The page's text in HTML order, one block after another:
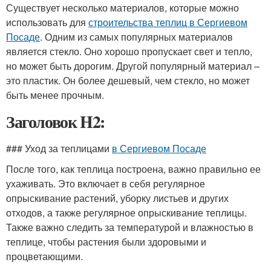
Существует несколько материалов, которые можно
использовать для строительства теплиц в Сергиевом
Посаде. Одним из самых популярных материалов
является стекло. Оно хорошо пропускает свет и тепло,
но может быть дорогим. Другой популярный материал –
это пластик. Он более дешевый, чем стекло, но может
быть менее прочным.
Заголовок H2:
### Уход за теплицами в Сергиевом Посаде
После того, как теплица построена, важно правильно ее
ухаживать. Это включает в себя регулярное
опрыскивание растений, уборку листьев и других
отходов, а также регулярное опрыскивание теплицы.
Также важно следить за температурой и влажностью в
теплице, чтобы растения были здоровыми и
процветающими.